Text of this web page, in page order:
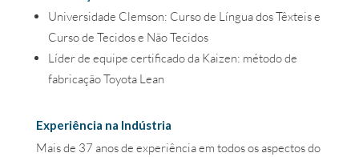
Universidade Clemson: Curso de Língua dos Têxteis e
Curso de Tecidos e Não Tecidos
Líder de equipe certificado da Kaizen: método de
fabricação Toyota Lean
Experiência na Indústria
Mais de 37 anos de experiência em todos os aspectos do